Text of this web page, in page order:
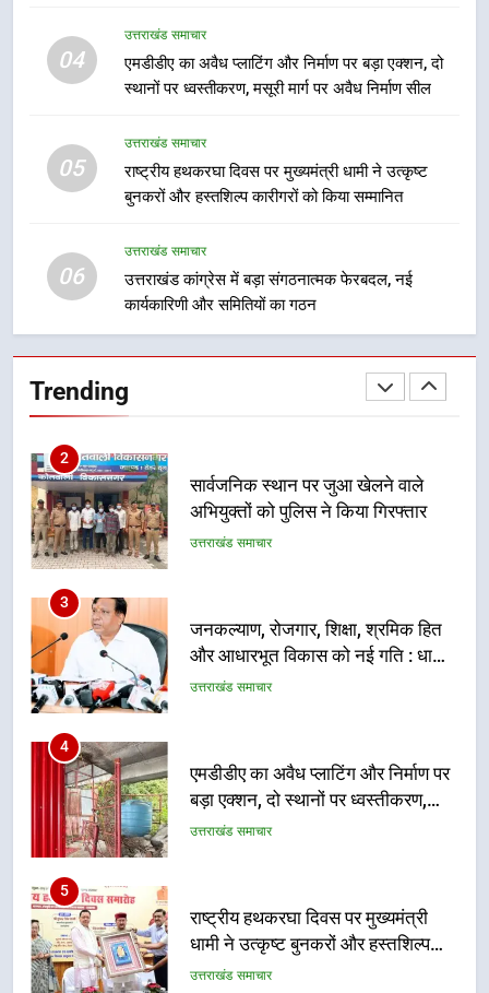
04
उत्तराखंड समाचार
एमडीडीए का अवैध प्लाटिंग और निर्माण पर बड़ा एक्शन, दो
स्थानों पर ध्वस्तीकरण, मसूरी मार्ग पर अवैध निर्माण सील
05
उत्तराखंड समाचार
राष्ट्रीय हथकरघा दिवस पर मुख्यमंत्री धामी ने उत्कृष्ट
बुनकरों और हस्तशिल्प कारीगरों को किया सम्मानित
06
उत्तराखंड समाचार
उत्तराखंड कांग्रेस में बड़ा संगठनात्मक फेरबदल, नई
कार्यकारिणी और समितियों का गठन
Trending
दिल्ली-देहरादून आर्थिक कॉरिडोर से जुड़ी
12 किमी ग्रीनफील्ड बाईपास परियोजना
निर्देश, सुरक्षा मानकों से कोई समझौता
नहींः डीएम
1
खेल महाकुंभ 2026ः 01 सितंबर से सजेगा
न्याय पंचायत से राज्य स्तर तक होगा
प्रतिभा का प्रदर्शन
उत्तराखंड समाचार
अभियुक्तों को पुलिस ने किया गिरफ्तार
3
जनकल्याण, रोजगार, शिक्षा, श्रमिक हित
और आधारभूत विकास को नई गति : धामी
कैबिनेट के ऐतिहासिक फैसले
उत्तराखंड समाचार
4
एमडीडीए का अवैध प्लाटिंग और निर्माण पर
बड़ा एक्शन, दो स्थानों पर ध्वस्तीकरण,
मसूरी मार्ग पर अवैध निर्माण सील
उत्तराखंड समाचार
5
राष्ट्रीय हथकरघा दिवस पर मुख्यमंत्री
धामी ने उत्कृष्ट बुनकरों और हस्तशिल्प
कारीगरों को किया सम्मानित
उत्तराखंड समाचार
6
उत्तराखंड कांग्रेस में बड़ा संगठनात्मक
फेरबदल, नई कार्यकारिणी और समितियों
का गठन
उत्तराखंड समाचार